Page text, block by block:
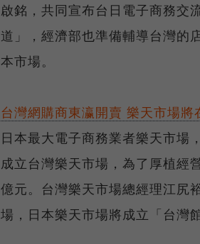
啟銘，共同宣布台日電子商務交
道」，經濟部也準備輔導台灣的
本市場。
台灣網購商東瀛開賣 樂天市場將
日本最大電子商務業者樂天市場
成立台灣樂天市場，為了厚植經
億元。台灣樂天市場總經理江尻
場，日本樂天市場將成立「台灣